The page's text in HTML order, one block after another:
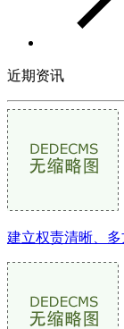
近期资讯
建立权责清晰、